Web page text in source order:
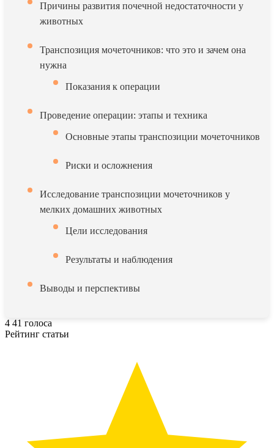
Причины развития почечной недостаточности у
животных
Транспозиция мочеточников: что это и зачем она
нужна
Показания к операции
Проведение операции: этапы и техника
Основные этапы транспозиции мочеточников
Риски и осложнения
Исследование транспозиции мочеточников у
мелких домашних животных
Цели исследования
Результаты и наблюдения
Выводы и перспективы
4 41 голоса
Рейтинг статьи